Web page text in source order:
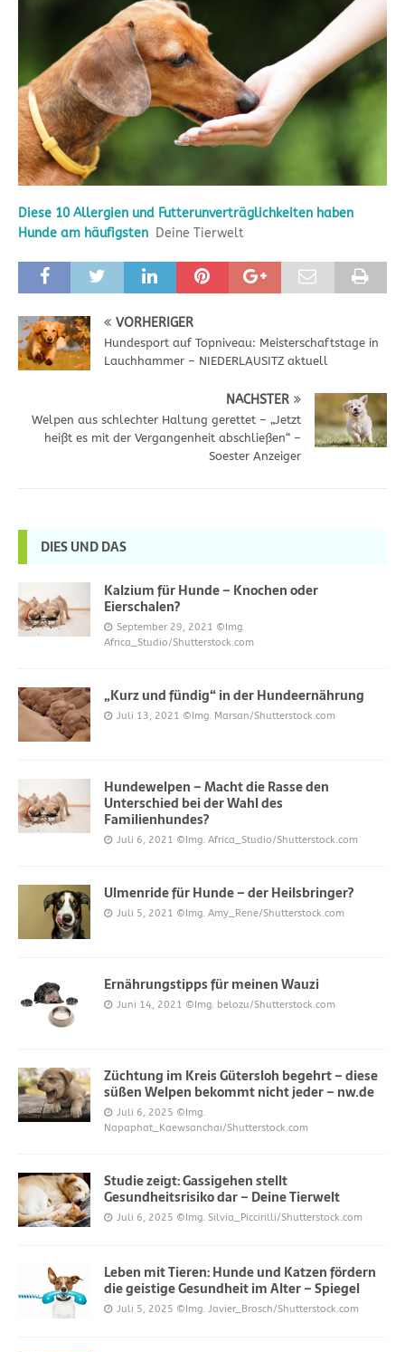
Diese 10 Allergien und Futterunverträglichkeiten haben
Hunde am häufigsten Deine Tierwelt
VORHERIGER
Hundesport auf Topniveau: Meisterschaftstage in
Lauchhammer – NIEDERLAUSITZ aktuell
NÄCHSTER
Welpen aus schlechter Haltung gerettet – „Jetzt
heißt es mit der Vergangenheit abschließen“ –
Soester Anzeiger
DIES UND DAS
Kalzium für Hunde – Knochen oder
Eierschalen?
September 29, 2021 ©Img.
Africa_Studio/Shutterstock.com
„Kurz und fündig“ in der Hundeernährung
Juli 13, 2021 ©Img. Marsan/Shutterstock.com
Hundewelpen – Macht die Rasse den
Unterschied bei der Wahl des
Familienhundes?
Juli 6, 2021 ©Img. Africa_Studio/Shutterstock.com
Ulmenride für Hunde – der Heilsbringer?
Juli 5, 2021 ©Img. Amy_Rene/Shutterstock.com
Ernährungstipps für meinen Wauzi
Juni 14, 2021 ©Img. belozu/Shutterstock.com
Züchtung im Kreis Gütersloh begehrt – diese
süßen Welpen bekommt nicht jeder – nw.de
Juli 6, 2025 ©Img.
Napaphat_Kaewsanchai/Shutterstock.com
Studie zeigt: Gassigehen stellt
Gesundheitsrisiko dar – Deine Tierwelt
Juli 6, 2025 ©Img. Silvia_Piccirilli/Shutterstock.com
Leben mit Tieren: Hunde und Katzen fördern
die geistige Gesundheit im Alter – Spiegel
Juli 5, 2025 ©Img. Javier_Brosch/Shutterstock.com